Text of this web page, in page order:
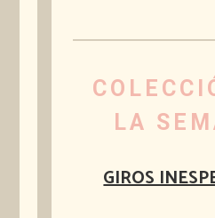
LA
GIROS